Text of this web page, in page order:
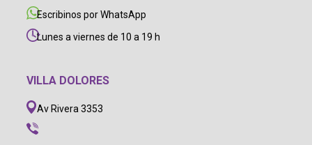
Escribinos por WhatsApp
Lunes a viernes de 10 a 19 h
VILLA DOLORES
Av Rivera 3353